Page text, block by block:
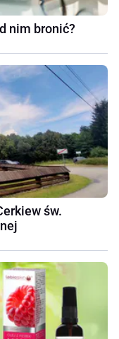
nim bronić?
św.